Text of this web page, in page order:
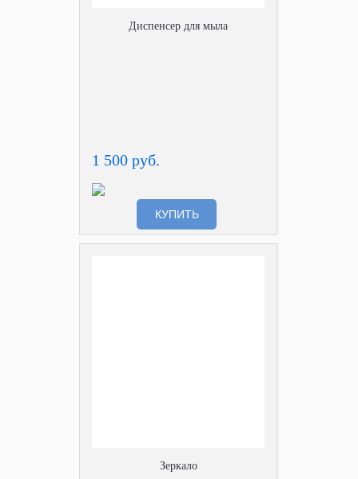
Диспенсер для мыла
1 500 руб.
КУПИТЬ
Зеркало